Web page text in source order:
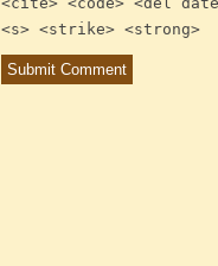
<s> <strike> <strong>